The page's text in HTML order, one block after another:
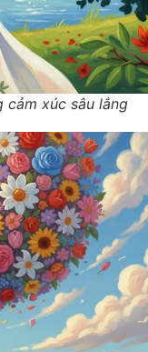
cảm xúc sâu lắng